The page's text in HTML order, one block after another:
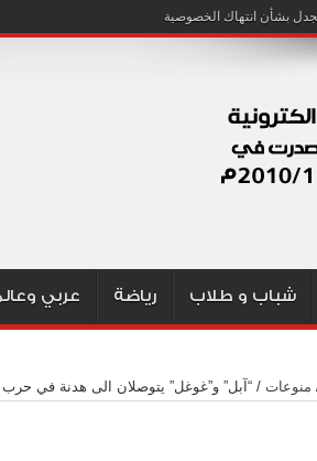
شباب و طلاب رياضة عربي
منوعات / “آبل” و”غوغل” يتوصلان الى هدنة في حرب